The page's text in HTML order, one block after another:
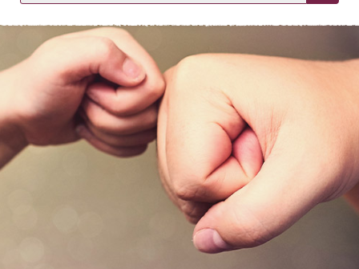
KIRJAUDU SISÄÄN
Etkö ole vielä asiakkaamme?
Luo asiakastili tästä!